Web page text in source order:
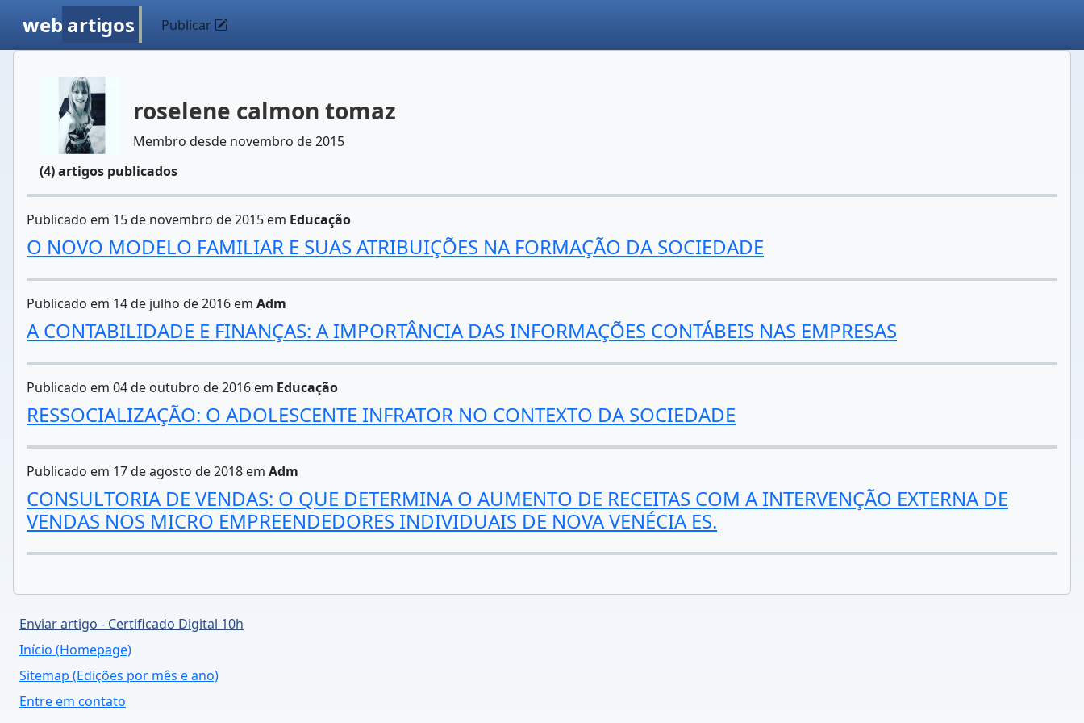
web artigos Publicar
roselene calmon tomaz
Membro desde novembro de 2015
(4) artigos publicados
Publicado em 15 de novembro de 2015 em Educação
O NOVO MODELO FAMILIAR E SUAS ATRIBUIÇÕES NA FORMAÇÃO DA SOCIEDADE
Publicado em 14 de julho de 2016 em Adm
A CONTABILIDADE E FINANÇAS: A IMPORTÂNCIA DAS INFORMAÇÕES CONTÁBEIS NAS EMPRESAS
Publicado em 04 de outubro de 2016 em Educação
RESSOCIALIZAÇÃO: O ADOLESCENTE INFRATOR NO CONTEXTO DA SOCIEDADE
Publicado em 17 de agosto de 2018 em Adm
CONSULTORIA DE VENDAS: O QUE DETERMINA O AUMENTO DE RECEITAS COM A INTERVENÇÃO EXTERNA DE
VENDAS NOS MICRO EMPREENDEDORES INDIVIDUAIS DE NOVA VENÉCIA ES.
Enviar artigo - Certificado Digital 10h
Início (Homepage)
Sitemap (Edições por mês e ano)
Entre em contato